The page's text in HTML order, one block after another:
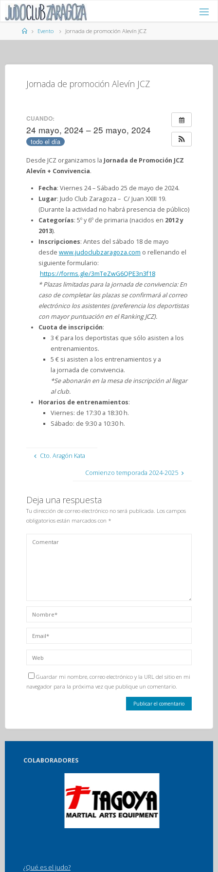
Saltar
contenidoPágina
de
Evento Jornada de promoción Alevín JCZ
Jornada de promoción Alevín JCZ
CUANDO:
24 mayo, 2024 – 25 mayo, 2024
todo el día
Desde JCZ organizamos la Jornada de Promoción JCZ
Alevín + Convivencia.
Fecha: Viernes 24 – Sábado 25 de mayo de 2024.
Lugar: Judo Club Zaragoza – C/ Juan XXIII 19.
(Durante la actividad no habrá presencia de público)
Categorías: 5º y 6º de primaria (nacidos en 2012 y
2013).
Inscripciones: Antes del sábado 18 de mayo
desde www.judoclubzaragoza.com o rellenando el
siguiente formulario:
https://forms.gle/3mTeZwG6QPE3n3f18
* Plazas limitadas para la jornada de convivencia: En
caso de completar las plazas se confirmará al correo
electrónico los asistentes (preferencia los deportistas
con mayor puntuación en el Ranking JCZ).
Cuota de inscripción:
3 € para los deportistas que sólo asisten a los
entrenamientos.
5 € si asisten a los entrenamientos y a
la jornada de convivencia.
*Se abonarán en la mesa de inscripción al llegar
al club.
Horarios de entrenamientos:
Viernes: de 17:30 a 18:30 h.
Sábado: de 9:30 a 10:30 h.
Cto. Aragón Kata
Comienzo temporada 2024-2025
Deja una respuesta
Tu dirección de correo electrónico no será publicada. Los campos
obligatorios están marcados con *
Guardar mi nombre, correo electrónico y la URL del sitio en mi
navegador para la próxima vez que publique un comentario.
COLABORADORES
¿Qué es el judo?